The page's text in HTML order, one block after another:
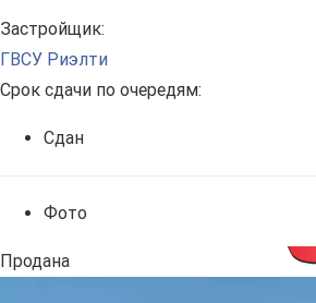
Застройщик:
ГВСУ Риэлти
Срок сдачи по очередям:
Сдан
Фото
Продана